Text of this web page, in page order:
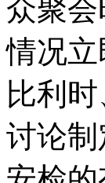
众聚
情况
比利
讨论